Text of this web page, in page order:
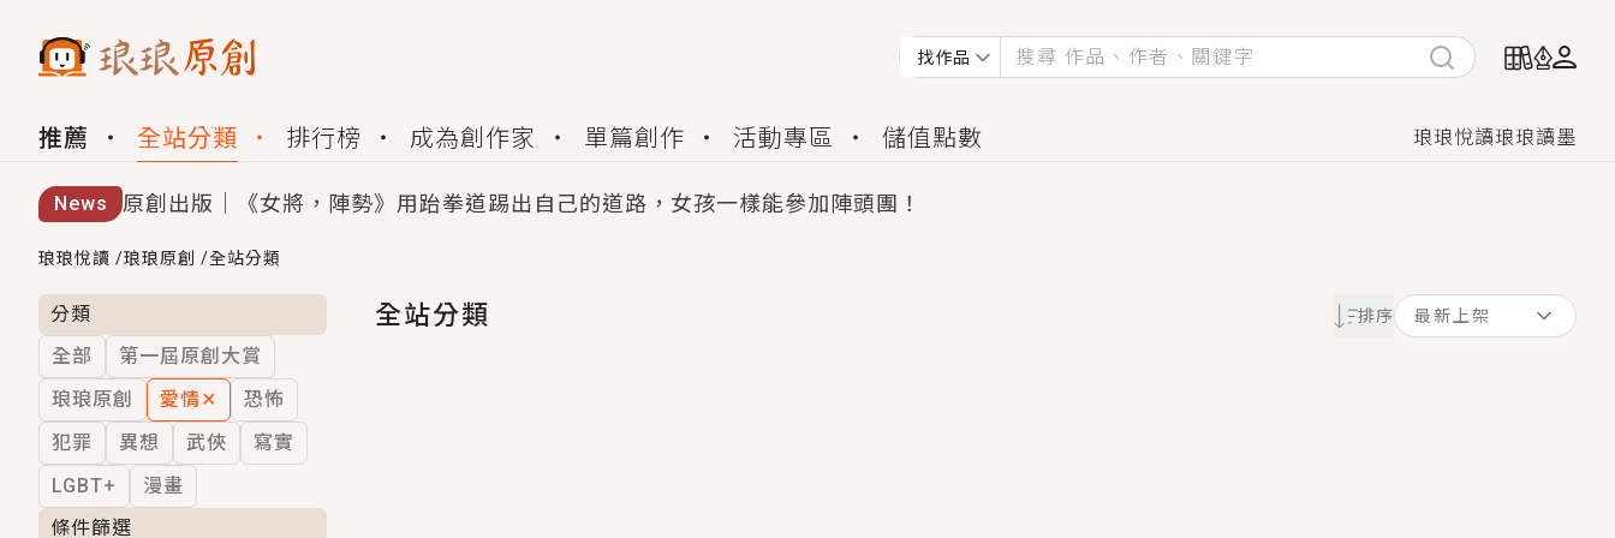
找作品
推薦 全站分類 排行榜 成為創作家 單篇創作 活動專區 儲值點數 琅琅悅讀琅琅讀墨
News 原創出版｜《女將，陣勢》用跆拳道踢出自己的道路，女孩一樣能參加陣頭團！
創,作家招募｜華文小說創作首選！有機會獲得豐富廣宣資源、專屬服務與獨享福利！
小編心動書單｜《離婚你提的，二婚嫁大佬，你哭什麼？》追妻火葬場！前夫失憶移情別戀，她頭也不回找新歡，他居然還後悔了？
GL｜《夏日與檸檬與重疊世界》炎熱的夏日、檸檬的香氣、互相愛慕的兩位少女，今夏最推純愛GL漫畫！
BL｜《費洛蒙中毒》救命！特殊費洛蒙體質世界觀，無法抗拒的吸引力，已中毒Σ>―(〃°ω°〃)♡→
OMG你嚇到我了｜《陰陽鬼店》上班族買了房子模型，但現實中買下的竟是屬於他的停屍櫃？！
言情｜《國語推行員》每個人心中都有一個連自己也無法改變的永恆， 他的一生將不由自主追逐著她……
琅琅悅讀 /琅琅原創 /全站分類
分類
全部
第一屆原創大賞
琅琅原創
愛情✕
恐怖
犯罪
異想 武俠
寫實
LGBT+
漫畫
條件篩選
全站分類 排序 最新上架